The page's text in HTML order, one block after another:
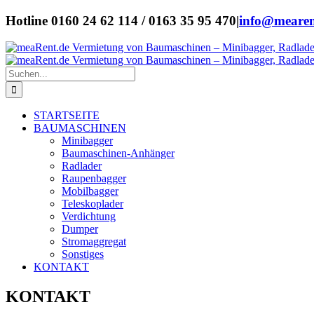
Zum
springen
Hotline 0160 24 62 114 / 0163 35 95 470|
Suche
nach:
STARTSEITE
BAUMASCHINEN
Minibagger
Baumaschinen-Anhänger
Radlader
Raupenbagger
Mobilbagger
Teleskoplader
Verdichtung
Dumper
Stromaggregat
Sonstiges
KONTAKT
KONTAKT